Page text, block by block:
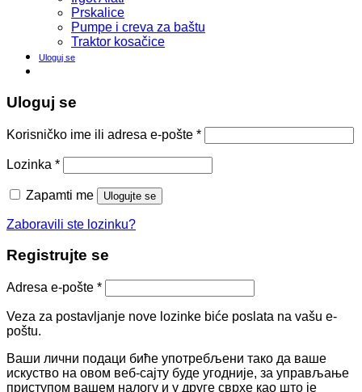
Prskalice
Pumpe i creva za baštu
Traktor kosačice
Uloguj se
Uloguj se
Korisničko ime ili adresa e-pošte *
Lozinka *
Zapamti me Ulogujte se
Zaboravili ste lozinku?
Registrujte se
Adresa e-pošte *
Veza za postavljanje nove lozinke biće poslata na vašu e-
poštu.
Ваши лични подаци биће употребљени тако да ваше
искуство на овом веб-сајту буде угодније, за управљање
приступом вашем налогу и у друге сврхе као што је